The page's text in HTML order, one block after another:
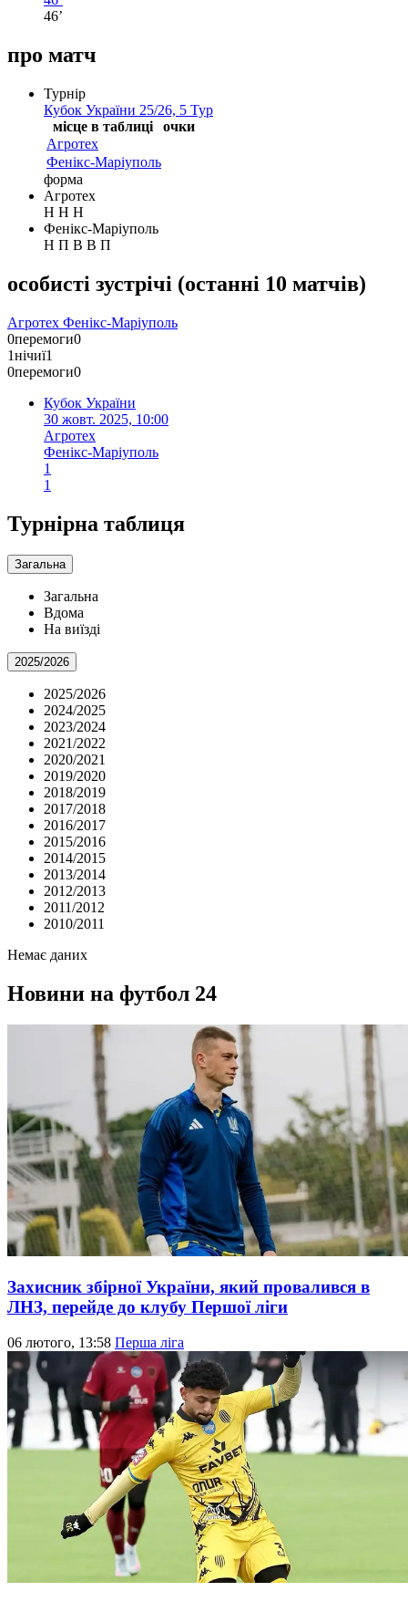
46’
про матч
Турнір
Кубок України 25/26, 5 Тур
місце в таблиці
очки
Агротех
Фенікс-Маріуполь
форма
Агротех
Н Н Н
Фенікс-Маріуполь
Н П В В П
особисті зустрічі (останні 10 матчів)
Агротех Фенікс-Маріуполь
0перемоги0
1нічиї1
0перемоги0
Кубок України
30 жовт. 2025, 10:00
Агротех
Фенікс-Маріуполь
1
1
Турнірна таблиця
Загальна
Загальна
Вдома
На виїзді
2025/2026
2025/2026
2024/2025
2023/2024
2021/2022
2020/2021
2019/2020
2018/2019
2017/2018
2016/2017
2015/2016
2014/2015
2013/2014
2012/2013
2011/2012
2010/2011
Немає даних
Новини на футбол 24
Захисник збірної України, який провалився в
ЛНЗ, перейде до клубу Першої ліги
06 лютого, 13:58 Перша ліга